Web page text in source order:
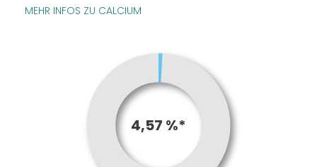
MEHR INFOS ZU CALCIUM
4,57 %*